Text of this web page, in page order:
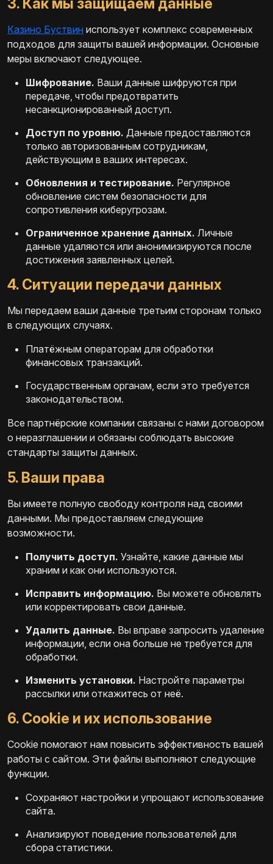
Казино Буствин использует комплекс современных
подходов для защиты вашей информации. Основные
меры включают следующее.
Шифрование. Ваши данные шифруются при
передаче, чтобы предотвратить
несанкционированный доступ.
Доступ по уровню. Данные предоставляются
только авторизованным сотрудникам,
действующим в ваших интересах.
Обновления и тестирование. Регулярное
обновление систем безопасности для
сопротивления киберугрозам.
Ограниченное хранение данных. Личные
данные удаляются или анонимизируются после
достижения заявленных целей.
4. Ситуации передачи данных
Мы передаем ваши данные третьим сторонам только
в следующих случаях.
Платёжным операторам для обработки
финансовых транзакций.
Государственным органам, если это требуется
законодательством.
Все партнёрские компании связаны с нами договором
о неразглашении и обязаны соблюдать высокие
стандарты защиты данных.
5. Ваши права
Вы имеете полную свободу контроля над своими
данными. Мы предоставляем следующие
возможности.
Получить доступ. Узнайте, какие данные мы
храним и как они используются.
Исправить информацию. Вы можете обновлять
или корректировать свои данные.
Удалить данные. Вы вправе запросить удаление
информации, если она больше не требуется для
обработки.
Изменить установки. Настройте параметры
рассылки или откажитесь от неё.
6. Cookie и их использование
Cookie помогают нам повысить эффективность вашей
работы с сайтом. Эти файлы выполняют следующие
функции.
Сохраняют настройки и упрощают использование
сайта.
Анализируют поведение пользователей для
сбора статистики.